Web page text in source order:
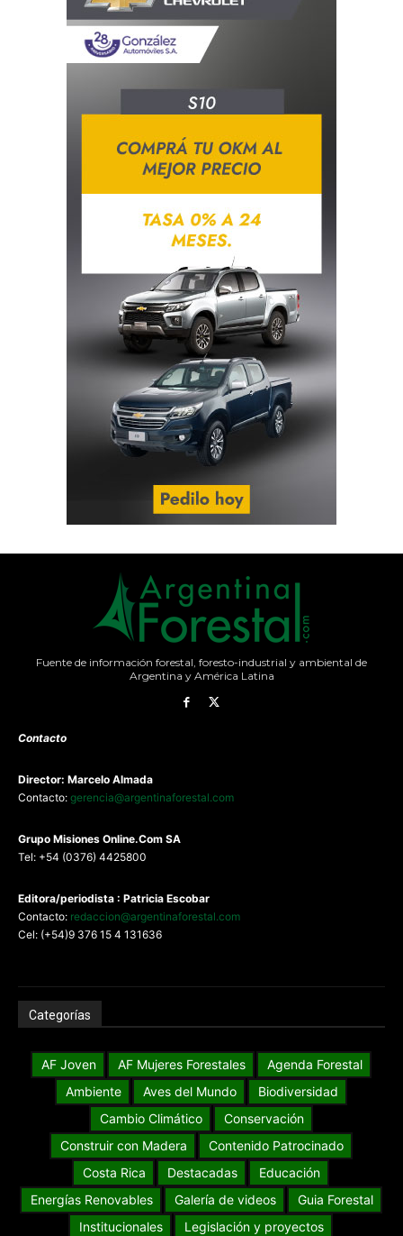
Fuente de información forestal, foresto-industrial y ambiental de
Argentina y América Latina
Contacto
Director: Marcelo Almada
Contacto: gerencia@argentinaforestal.com
Grupo Misiones Online.Com SA
Tel: +54 (0376) 4425800
Editora/periodista : Patricia Escobar
Contacto: redaccion@argentinaforestal.com
Cel: (+54)9 376 15 4 131636
Categorías
AF Joven AF Mujeres Forestales
Agenda Forestal
Ambiente
Aves del Mundo
Biodiversidad
Cambio Climático
Conservación
Construir con Madera
Contenido Patrocinado
Costa Rica
Destacadas
Educación
Energías Renovables
Galería de videos
Guia Forestal
Institucionales
Legislación y proyectos